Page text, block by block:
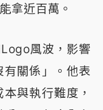
拿近百萬。
風波，影響
關係」。他表
與執行難度，